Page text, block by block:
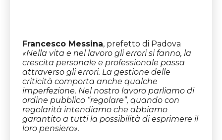
Francesco Messina, prefetto di Padova
«Nella vita e nel lavoro gli errori si fanno, la
crescita personale e professionale passa
attraverso gli errori. La gestione delle
criticità comporta anche qualche
imperfezione. Nel nostro lavoro parliamo di
ordine pubblico “regolare”, quando con
regolarità intendiamo che abbiamo
garantito a tutti la possibilità di esprimere il
loro pensiero».